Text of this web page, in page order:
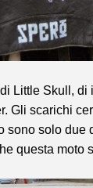
Little Skull, di
Gli scarichi
sono solo due
questa moto